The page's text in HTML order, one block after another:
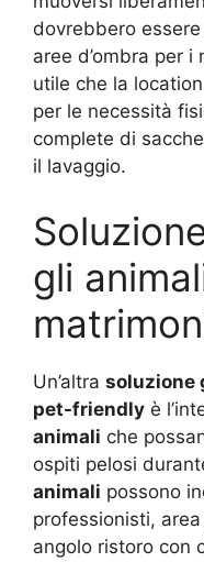
dovrebbero
aree d’ombra per
utile che la
per le necessità
complete di
il lavaggio.
gli
Un’altra soluzione
pet-friendly è
animali che
ospiti pelosi
animali possono
professionisti,
angolo ristoro con